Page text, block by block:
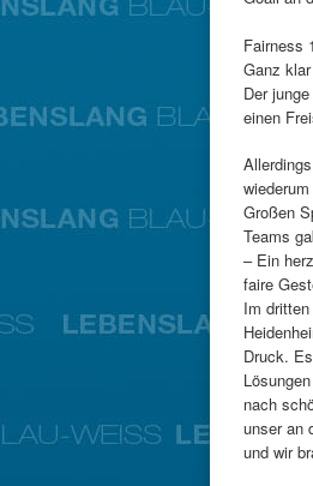
Fairness
Ganz
Der
einen
Großen
Teams
– Ein
faire
Im
Druck.
nach
unser an
und wir